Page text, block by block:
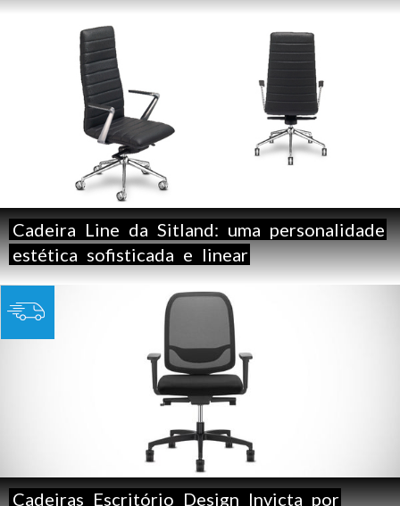
Cadeira Line da Sitland: uma personalidade
estética sofisticada e linear
Cadeiras Escritório Design Invicta por